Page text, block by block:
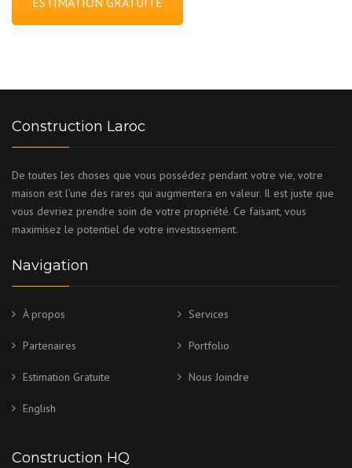
Construction Laroc
De toutes les choses que vous possédez pendant votre vie, votre
maison est l’une des rares qui augmentera en valeur. Il est juste que
vous devriez prendre soin de votre propriété. Ce faisant, vous
maximisez le potentiel de votre investissement.
Navigation
À propos Services
Partenaires Portfolio
Estimation Gratuite Nous Joindre
English
Construction HQ